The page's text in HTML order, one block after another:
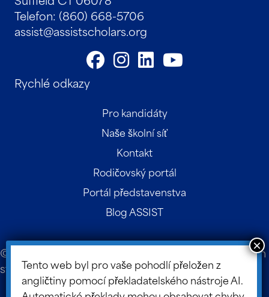
Telefon: (860) 668-5706
assist@assistscholars.org
Rychlé odkazy
Pro kandidáty
Naše školní síť
Kontakt
Rodičovský portál
Portál představenstva
Blog ASSIST
© 2026 ASSIST Scholars. Návrh a vývoj webových
stránek:Design TLC .
Mapa stránek
Tento web byl pro vaše pohodlí přeložen z
angličtiny pomocí překladatelského nástroje AI.